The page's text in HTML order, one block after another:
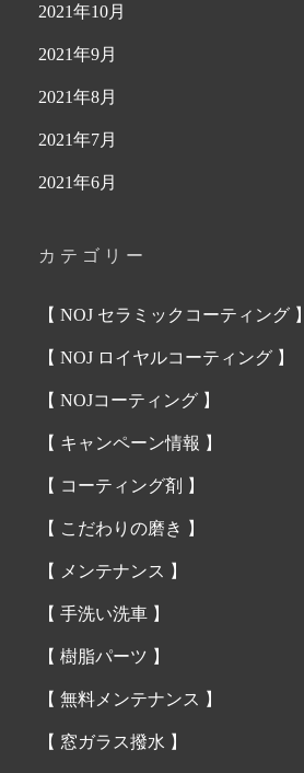
2021年10月
2021年9月
2021年8月
2021年7月
2021年6月
カテゴリー
【 NOJ セラミックコーティング 】
【 NOJ ロイヤルコーティング 】
【 NOJコーティング 】
【 キャンペーン情報 】
【 コーティング剤 】
【 こだわりの磨き 】
【 メンテナンス 】
【 手洗い洗車 】
【 樹脂パーツ 】
【 無料メンテナンス 】
【 窓ガラス撥水 】